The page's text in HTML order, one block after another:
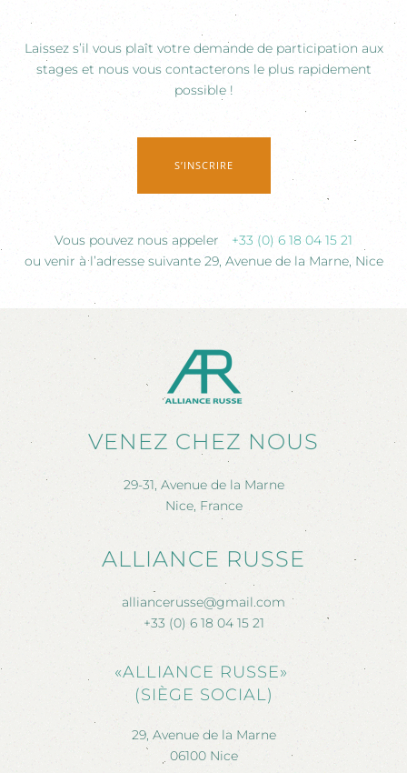
Laissez s’il vous plaît votre demande de participation aux
stages et nous vous contacterons le plus rapidement
possible !
S’INSCRIRE
Vous pouvez nous appeler
+33 (0) 6 18 04 15 21
ou venir à l’adresse suivante 29, Avenue de la Marne, Nice
VENEZ CHEZ NOUS
29-31, Avenue de la Marne
Nice, France
ALLIANCE RUSSE
alliancerusse@gmail.com
+33 (0) 6 18 04 15 21
«ALLIANCE RUSSE»
(SIÈGE SOCIAL)
29, Avenue de la Marne
06100 Nice